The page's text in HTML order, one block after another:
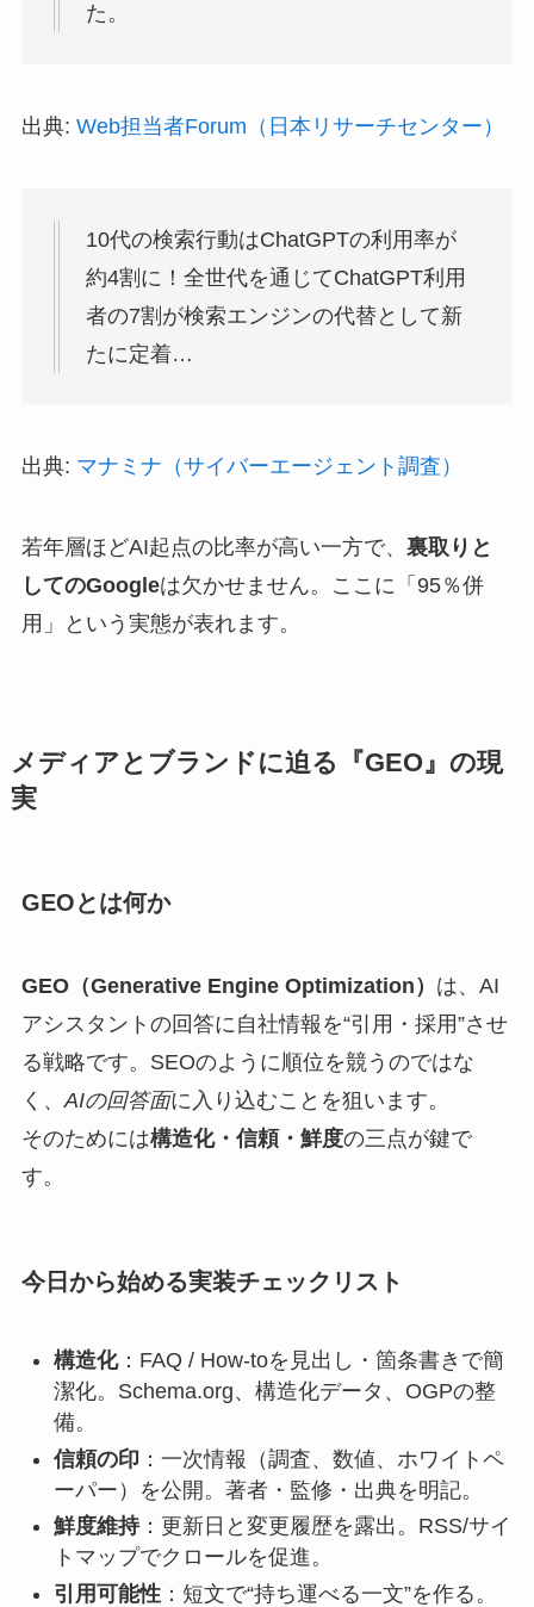
た。
出典: Web担当者Forum（日本リサーチセンター）
10代の検索行動はChatGPTの利用率が
約4割に！全世代を通じてChatGPT利用
者の7割が検索エンジンの代替として新
たに定着…
出典: マナミナ（サイバーエージェント調査）
若年層ほどAI起点の比率が高い一方で、 裏取りと
してのGoogleは欠かせません。ここに「95％併
用」という実態が表れます。
メディアとブランドに迫る『GEO』の現
実
GEOとは何か
GEO（Generative Engine Optimization） は、AI
アシスタントの回答に自社情報を“引用・採用”させ
る戦略です。SEOのように順位を競うのではな
く、 AIの回答面に入り込むことを狙います。
そのためには構造化・信頼・鮮度の三点が鍵で
す。
今日から始める実装チェックリスト
構造化：FAQ / How-toを見出し・箇条書きで簡
潔化。Schema.org、構造化データ、OGPの整
備。
信頼の印 ：一次情報（調査、数値、ホワイトペ
ーパー）を公開。著者・監修・出典を明記。
鮮度維持：更新日と変更履歴を露出。RSS/サイ
トマップでクロールを促進。
引用可能性：短文で“持ち運べる一文”を作る。